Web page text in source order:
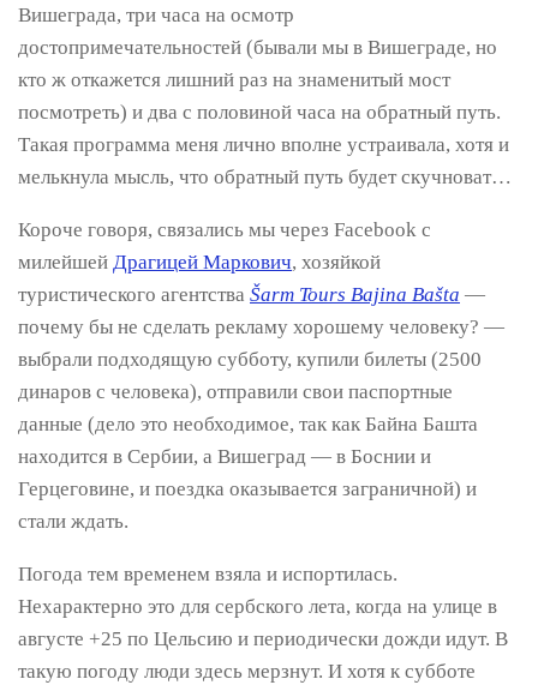
Вишеграда, три часа на осмотр
достопримечательностей (бывали мы в Вишеграде, но
кто ж откажется лишний раз на знаменитый мост
посмотреть) и два с половиной часа на обратный путь.
Такая программа меня лично вполне устраивала, хотя и
мелькнула мысль, что обратный путь будет скучноват…
Короче говоря, связались мы через Facebook с
милейшей Драгицей Маркович, хозяйкой
туристического агентства Šarm Tours Bajina Bašta —
почему бы не сделать рекламу хорошему человеку? —
выбрали подходящую субботу, купили билеты (2500
динаров с человека), отправили свои паспортные
данные (дело это необходимое, так как Байна Башта
находится в Сербии, а Вишеград — в Боснии и
Герцеговине, и поездка оказывается заграничной) и
стали ждать.
Погода тем временем взяла и испортилась.
Нехарактерно это для сербского лета, когда на улице в
августе +25 по Цельсию и периодически дожди идут. В
такую погоду люди здесь мерзнут. И хотя к субботе